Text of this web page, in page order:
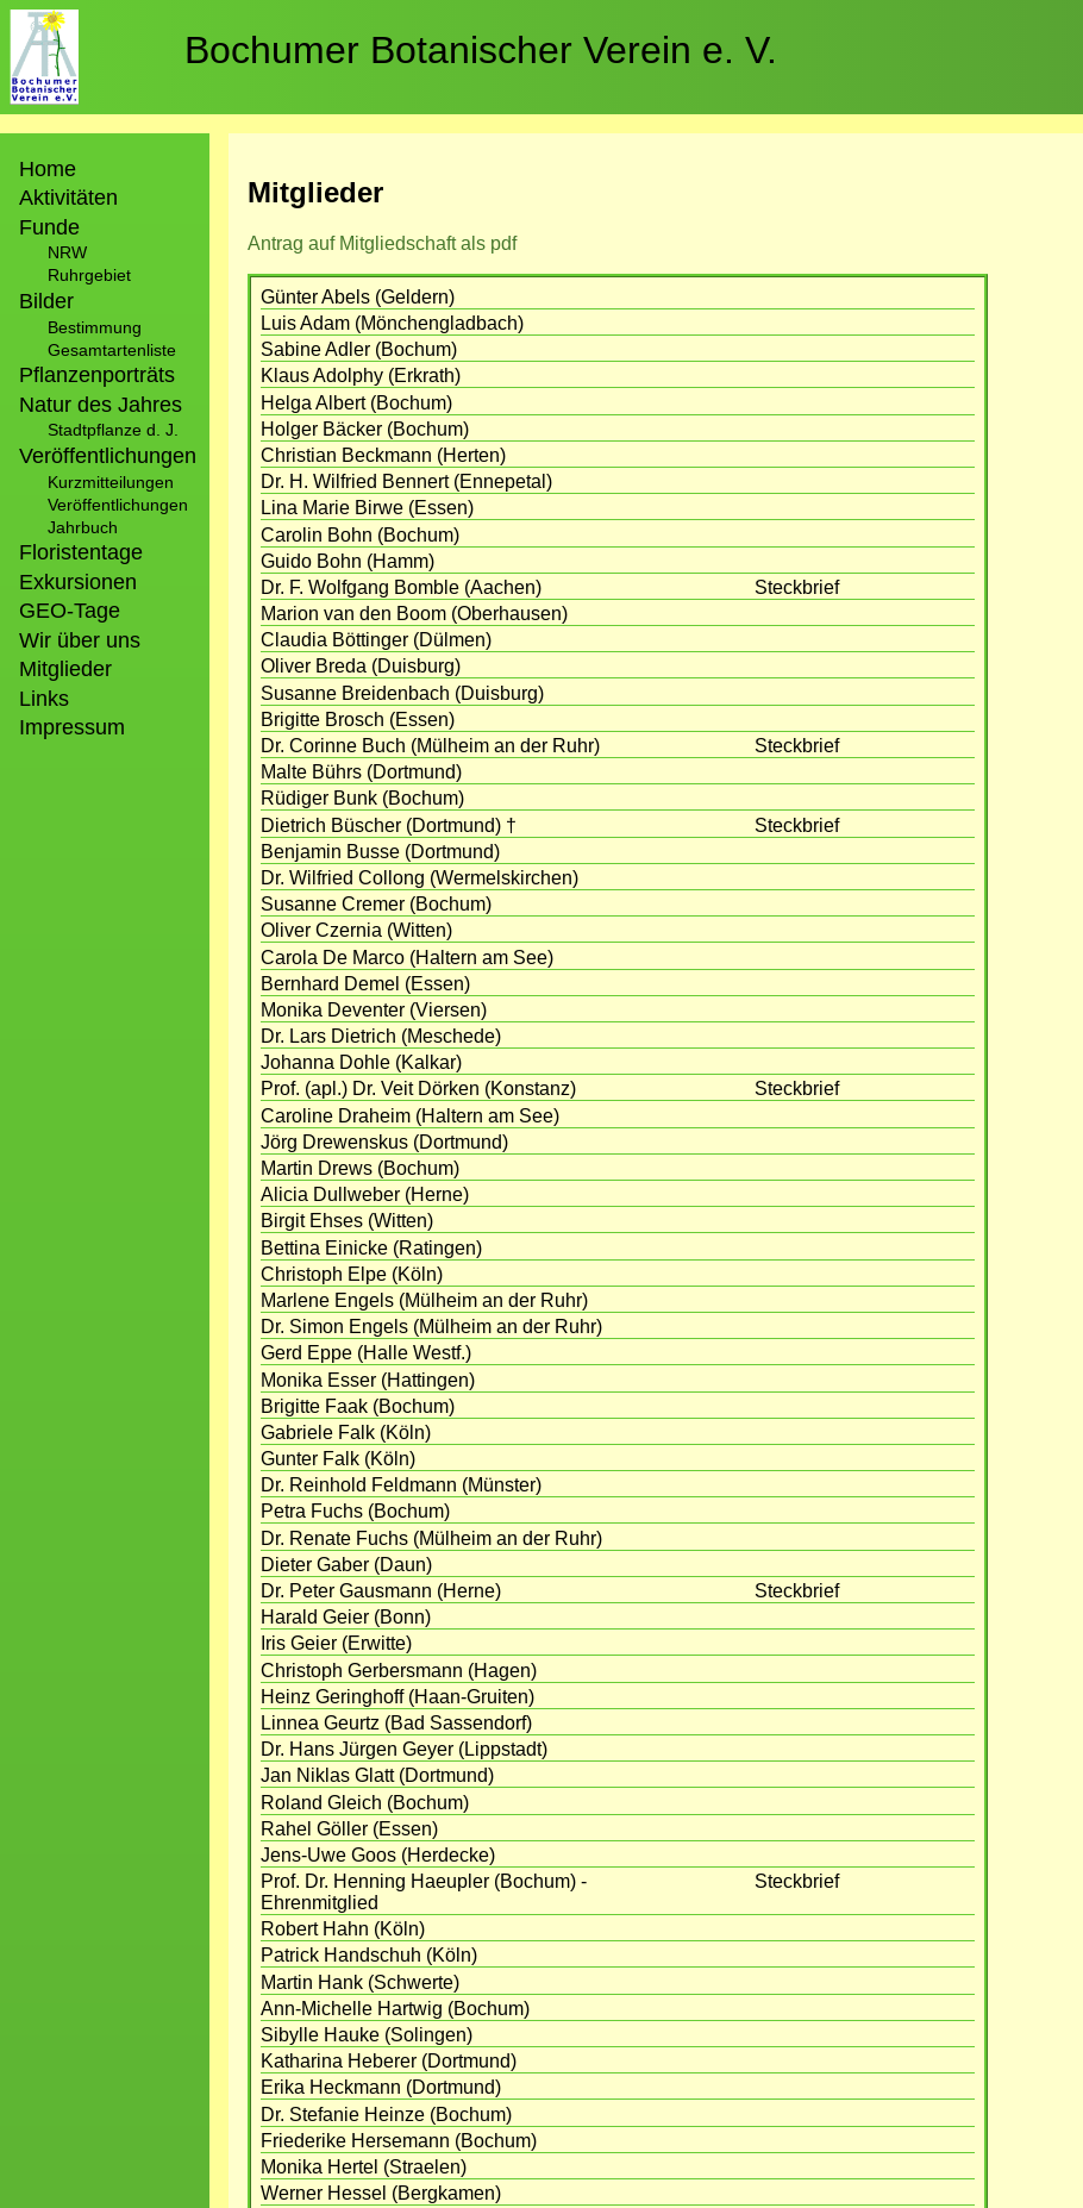
Direkt
zum
Inhalt
Bochumer Botanischer Verein e. V.
Home
Aktivitäten
Funde
NRW
Ruhrgebiet
Bilder
Bestimmung
Gesamtartenliste
Pflanzenporträts
Natur des Jahres
Stadtpflanze d. J.
Veröffentlichungen
Kurzmitteilungen
Veröffentlichungen
Jahrbuch
Floristentage
Exkursionen
GEO-Tage
Wir über uns
Mitglieder
Links
Impressum
Mitglieder
Antrag auf Mitgliedschaft als pdf
Günter Abels (Geldern)
Luis Adam (Mönchengladbach)
Sabine Adler (Bochum)
Klaus Adolphy (Erkrath)
Helga Albert (Bochum)
Holger Bäcker (Bochum)
Christian Beckmann (Herten)
Dr. H. Wilfried Bennert (Ennepetal)
Lina Marie Birwe (Essen)
Carolin Bohn (Bochum)
Guido Bohn (Hamm)
Dr. F. Wolfgang Bomble (Aachen)
Steckbrief
Marion van den Boom (Oberhausen)
Claudia Böttinger (Dülmen)
Oliver Breda (Duisburg)
Susanne Breidenbach (Duisburg)
Brigitte Brosch (Essen)
Dr. Corinne Buch (Mülheim an der Ruhr)
Steckbrief
Malte Bührs (Dortmund)
Rüdiger Bunk (Bochum)
Dietrich Büscher (Dortmund) †
Steckbrief
Benjamin Busse (Dortmund)
Dr. Wilfried Collong (Wermelskirchen)
Susanne Cremer (Bochum)
Oliver Czernia (Witten)
Carola De Marco (Haltern am See)
Bernhard Demel (Essen)
Monika Deventer (Viersen)
Dr. Lars Dietrich (Meschede)
Johanna Dohle (Kalkar)
Prof. (apl.) Dr. Veit Dörken (Konstanz)
Steckbrief
Caroline Draheim (Haltern am See)
Jörg Drewenskus (Dortmund)
Martin Drews (Bochum)
Alicia Dullweber (Herne)
Birgit Ehses (Witten)
Bettina Einicke (Ratingen)
Christoph Elpe (Köln)
Marlene Engels (Mülheim an der Ruhr)
Dr. Simon Engels (Mülheim an der Ruhr)
Gerd Eppe (Halle Westf.)
Monika Esser (Hattingen)
Brigitte Faak (Bochum)
Gabriele Falk (Köln)
Gunter Falk (Köln)
Dr. Reinhold Feldmann (Münster)
Petra Fuchs (Bochum)
Dr. Renate Fuchs (Mülheim an der Ruhr)
Dieter Gaber (Daun)
Dr. Peter Gausmann (Herne)
Steckbrief
Harald Geier (Bonn)
Iris Geier (Erwitte)
Christoph Gerbersmann (Hagen)
Heinz Geringhoff (Haan-Gruiten)
Linnea Geurtz (Bad Sassendorf)
Dr. Hans Jürgen Geyer (Lippstadt)
Jan Niklas Glatt (Dortmund)
Roland Gleich (Bochum)
Rahel Göller (Essen)
Jens-Uwe Goos (Herdecke)
Prof. Dr. Henning Haeupler (Bochum) -
Ehrenmitglied
Steckbrief
Robert Hahn (Köln)
Patrick Handschuh (Köln)
Martin Hank (Schwerte)
Ann-Michelle Hartwig (Bochum)
Sibylle Hauke (Solingen)
Katharina Heberer (Dortmund)
Erika Heckmann (Dortmund)
Dr. Stefanie Heinze (Bochum)
Friederike Hersemann (Bochum)
Monika Hertel (Straelen)
Werner Hessel (Bergkamen)